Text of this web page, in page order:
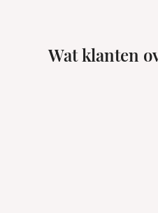
Wat klanten